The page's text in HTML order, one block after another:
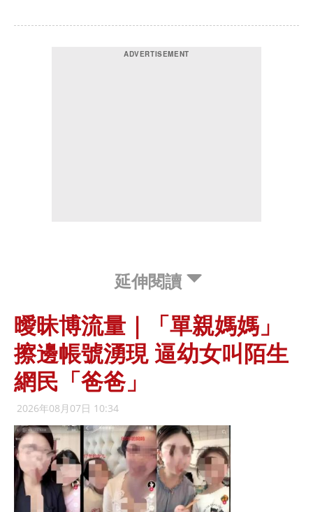
延伸閱讀
曖昧博流量｜「單親媽媽」
擦邊帳號湧現 逼幼女叫陌生
網民「爸爸」
2026年08月07日 10:34